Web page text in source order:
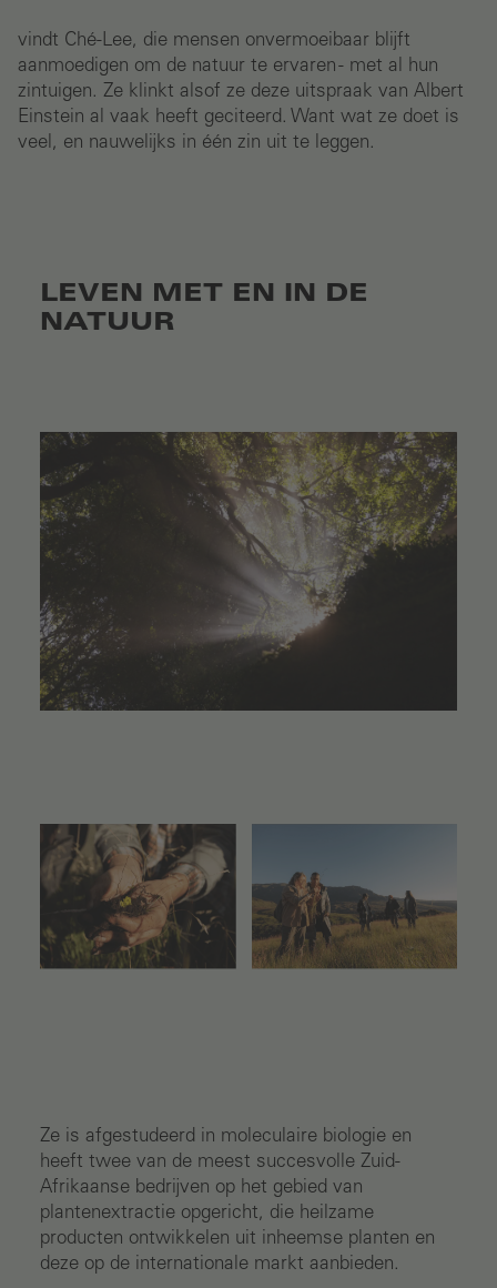
vindt Ché-Lee, die mensen onvermoeibaar blijft
aanmoedigen om de natuur te ervaren - met al hun
zintuigen. Ze klinkt alsof ze deze uitspraak van Albert
Einstein al vaak heeft geciteerd. Want wat ze doet is
veel, en nauwelijks in één zin uit te leggen.
LEVEN MET EN IN DE
NATUUR
Ze is afgestudeerd in moleculaire biologie en
heeft twee van de meest succesvolle Zuid-
Afrikaanse bedrijven op het gebied van
plantenextractie opgericht, die heilzame
producten ontwikkelen uit inheemse planten en
deze op de internationale markt aanbieden.